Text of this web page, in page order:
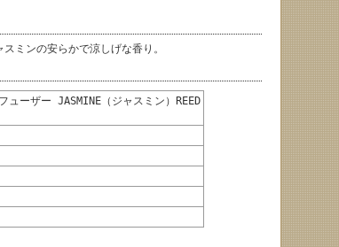
ンの安らかで涼しげな香り。
ューザー JASMINE（ジャスミン）REED